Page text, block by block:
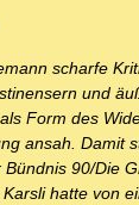
scharfe
und
Form des
ansah. Damit
90/Die
hatte von